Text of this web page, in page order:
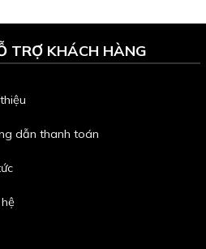
TRỢ KHÁCH HÀNG
dẫn thanh toán